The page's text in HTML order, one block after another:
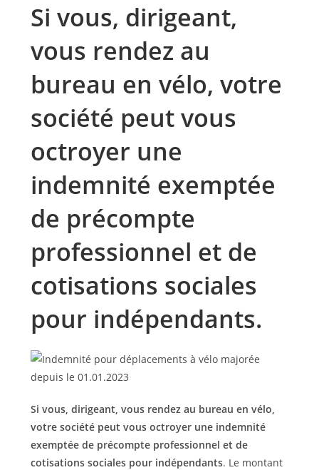
Si vous, dirigeant,
vous rendez au
bureau en vélo, votre
société peut vous
octroyer une
indemnité exemptée
de précompte
professionnel et de
cotisations sociales
pour indépendants.
Si vous, dirigeant, vous rendez au bureau en vélo,
votre société peut vous octroyer une indemnité
exemptée de précompte professionnel et de
cotisations sociales pour indépendants. Le montant